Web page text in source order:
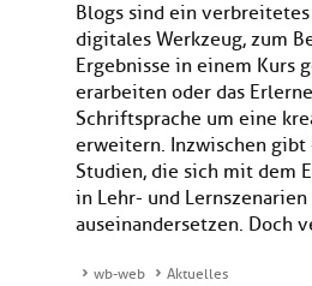
Blogs sind ein
digitales Werkzeug, zum
Ergebnisse in einem Kurs
erarbeiten oder das
Schriftsprache um eine
erweitern. Inzwischen gibt
Studien, die sich mit dem
in Lehr- und Lernszenarien
auseinandersetzen. Doch
wb-web
Aktuelles